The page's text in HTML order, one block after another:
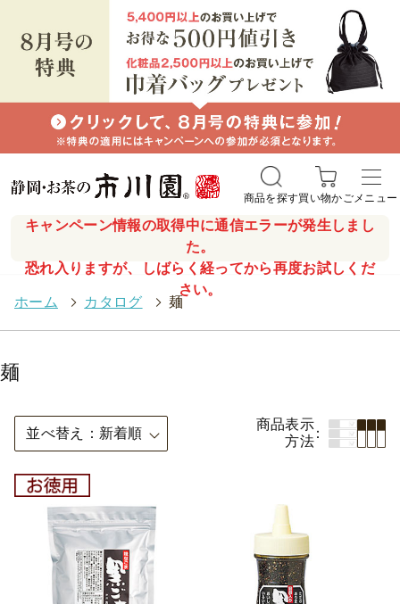
キャンペーン情報の取得中に通信エラーが発生しまし
た。
恐れ入りますが、しばらく経ってから再度お試しくだ
さい。
商品を探す買い物かごメニュー
ホーム > カタログ > 麺
麺
並べ替え 新着順
商品表示
方法